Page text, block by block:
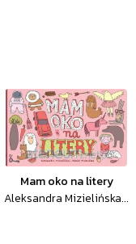
Mam oko na litery
Aleksandra Mizielińska...